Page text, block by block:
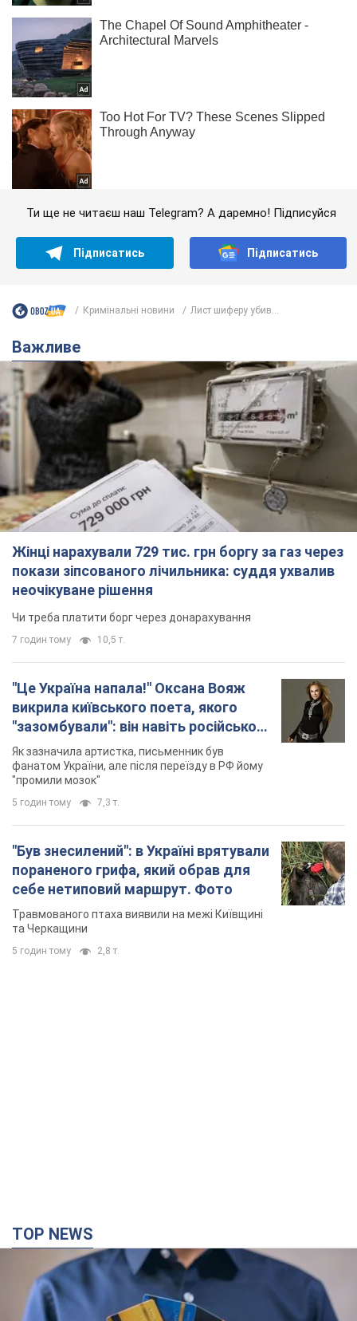
Ти ще не читаєш наш Telegram? А даремно! Підписуйся
Підписатись Підписатись
Кримінальні новини Лист шиферу убив...
Важливе
Жінці нарахували 729 тис. грн боргу за газ через
покази зіпсованого лічильника: суддя ухвалив
неочікуване рішення
Чи треба платити борг через донарахування
7 годин тому 10,5 т.
"Це Україна напала!" Оксана Вояж
викрила київського поета, якого
"зазомбували": він навіть російської
не знав, а тепер хоче геноциду
українців
Як зазначила артистка, письменник був
фанатом України, але після переїзду в РФ йому
"промили мозок"
5 годин тому 7,3 т.
"Був знесилений": в Україні врятували
пораненого грифа, який обрав для
себе нетиповий маршрут. Фото
Травмованого птаха виявили на межі Київщині
та Черкащини
5 годин тому 2,8 т.
TOP NEWS